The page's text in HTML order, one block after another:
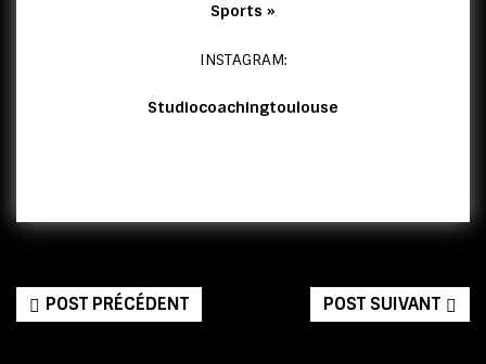
Sports »
INSTAGRAM:
Studiocoachingtoulouse
POST PRÉCÉDENT POST SUIVANT